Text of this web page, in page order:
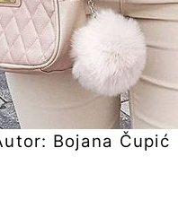
Bojana Čupić